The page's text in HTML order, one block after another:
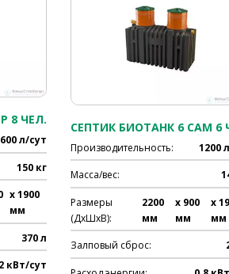
8 ЧЕЛ.
л/сут
150 кг
x 1900
мм
370 л
кВт/сут
СЕПТИК БИОТАНК 6 САМ 6
Производительность: 1200
Масса/вес:
Размеры
(ДхШхВ):
2200
мм
x 900
мм
x
мм
Залповый сброс: